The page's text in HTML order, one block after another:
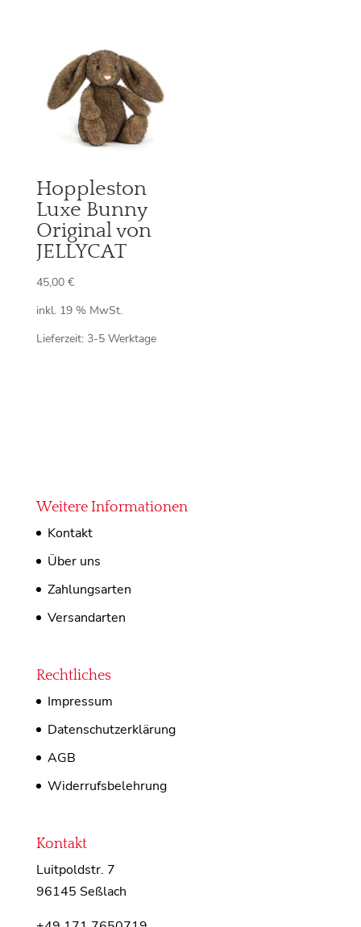
Hoppleston
Luxe Bunny
Original von
JELLYCAT
45,00 €
inkl. 19 % MwSt.
Lieferzeit: 3-5 Werktage
Weitere Informationen
Kontakt
Über uns
Zahlungsarten
Versandarten
Rechtliches
Impressum
Datenschutzerklärung
AGB
Widerrufsbelehrung
Kontakt
Luitpoldstr. 7
96145 Seßlach